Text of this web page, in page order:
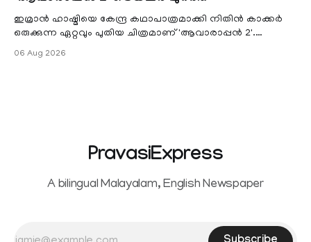
ഇമ്രാൻ ഹാഷ്മിയെ കേന്ദ്ര കഥാപാത്രമാക്കി നിതിൻ കാക്കർ
ഒരുക്കുന്ന ഏറ്റവും പുതിയ ചിത്രമാണ് 'ആവാരാപ്പൻ 2'.
06 Aug 2026
PravasiExpress
A bilingual Malayalam, English Newspaper